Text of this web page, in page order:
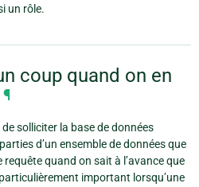
un rôle.
coup quand on en
¶
solliciter la base de données
d’un ensemble de données que
quand on sait à l’avance que
important lorsqu’une